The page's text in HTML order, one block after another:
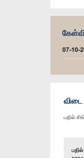
07-10-
விடை
பதில்